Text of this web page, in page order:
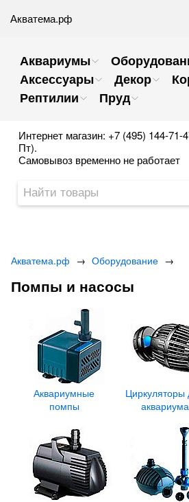
Акватема.рф
Аквариумы
Аксессуары
Декор
Рептилии
Пруд
Интернет магазин: +7 (495) 144-
Пт).
Самовывоз временно не работает
Акватема.рф → Оборудование →
Помпы и насосы
Аквариумные
помпы
Циркуляторы
аквариума